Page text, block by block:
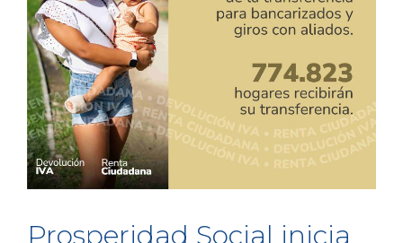
Prosperidad Social inicia